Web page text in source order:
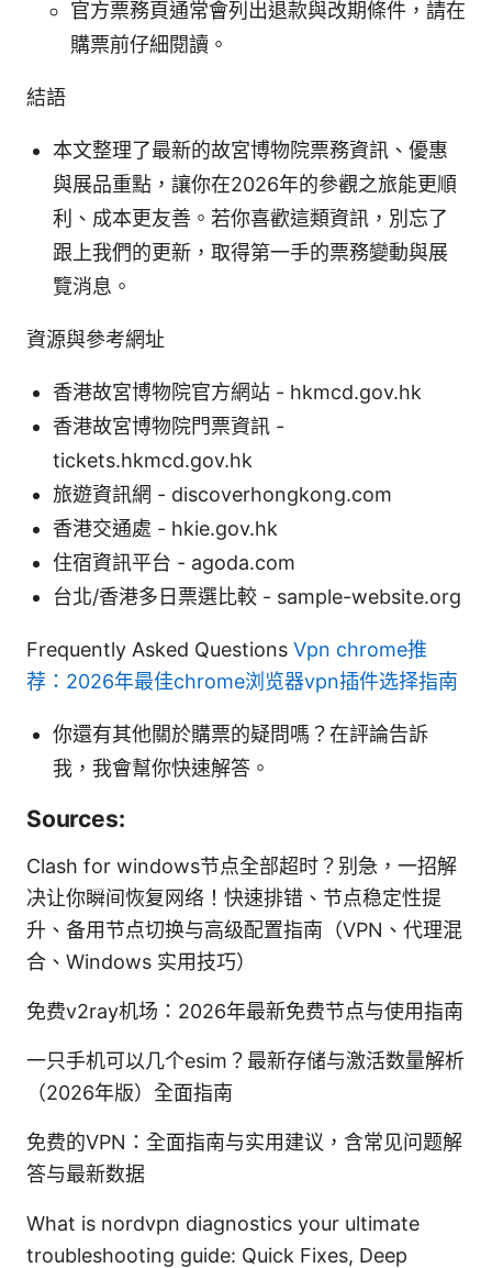
官方票務頁通常會列出退款與改期條件，請在
購票前仔細閱讀。
結語
本文整理了最新的故宮博物院票務資訊、優惠
與展品重點，讓你在2026年的參觀之旅能更順
利、成本更友善。若你喜歡這類資訊，別忘了
跟上我們的更新，取得第一手的票務變動與展
覽消息。
資源與參考網址
香港故宮博物院官方網站 - hkmcd.gov.hk
香港故宮博物院門票資訊 -
tickets.hkmcd.gov.hk
旅遊資訊網 - discoverhongkong.com
香港交通處 - hkie.gov.hk
住宿資訊平台 - agoda.com
台北/香港多日票選比較 - sample-website.org
Frequently Asked Questions Vpn chrome推
荐：2026年最佳chrome浏览器vpn插件选择指南
你還有其他關於購票的疑問嗎？在評論告訴
我，我會幫你快速解答。
Sources:
Clash for windows节点全部超时？别急，一招解
决让你瞬间恢复网络！快速排错、节点稳定性提
升、备用节点切换与高级配置指南（VPN、代理混
合、Windows 实用技巧）
免费v2ray机场：2026年最新免费节点与使用指南
一只手机可以几个esim？最新存储与激活数量解析
（2026年版）全面指南
免费的VPN：全面指南与实用建议，含常见问题解
答与最新数据
What is nordvpn diagnostics your ultimate
troubleshooting guide: Quick Fixes, Deep